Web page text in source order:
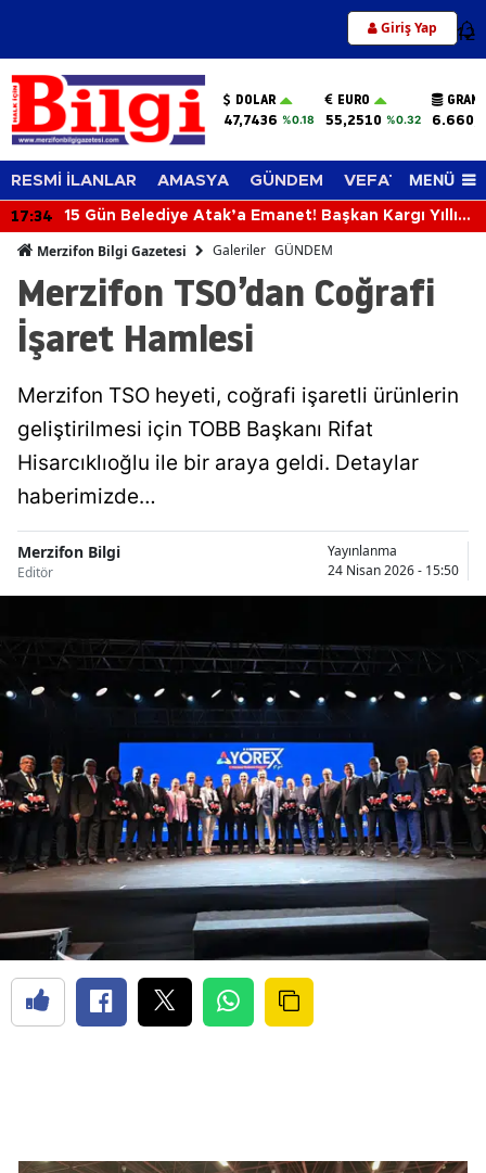
Giriş Yap 12
DOLAR
47,7436 %0.18
EURO
55,2510 %0.32
RESMİ İLANLAR AMASYA GÜNDEM VEFAT EDENLER
MENÜ
17:34
15 Gün Belediye Atak’a Emanet! Başkan Kargı Yıllık
Merzifon Bilgi Gazetesi Galeriler GÜNDEM
Merzifon TSO’dan Coğrafi
İşaret Hamlesi
Merzifon TSO heyeti, coğrafi işaretli ürünlerin
geliştirilmesi için TOBB Başkanı Rifat
Hisarcıklıoğlu ile bir araya geldi. Detaylar
haberimizde…
Merzifon Bilgi
Editör
Yayınlanma
24 Nisan 2026 - 15:50